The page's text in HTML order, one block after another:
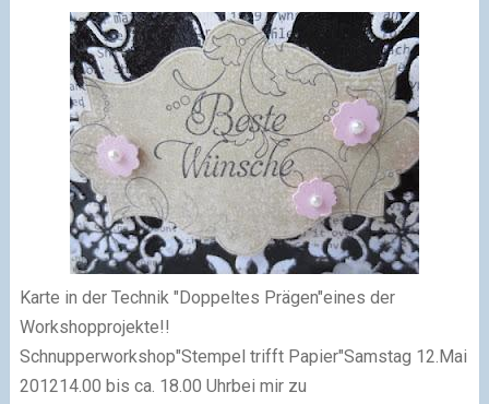
Karte in der Technik "Doppeltes Prägen"eines der
Workshopprojekte!!
Schnupperworkshop"Stempel trifft Papier"Samstag 12.Mai
201214.00 bis ca. 18.00 Uhrbei mir zu